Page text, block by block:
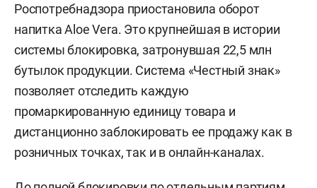
Роспотребнадзора приостановила оборот
напитка Aloe Vera. Это крупнейшая в истории
системы блокировка, затронувшая 22,5 млн
бутылок продукции. Система «Честный знак»
позволяет отследить каждую
промаркированную единицу товара и
дистанционно заблокировать ее продажу как в
розничных точках, так и в онлайн-каналах.